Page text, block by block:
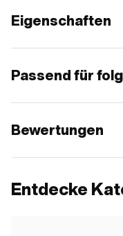
Eigenschaften
Passend für
Bewertungen
Entdecke